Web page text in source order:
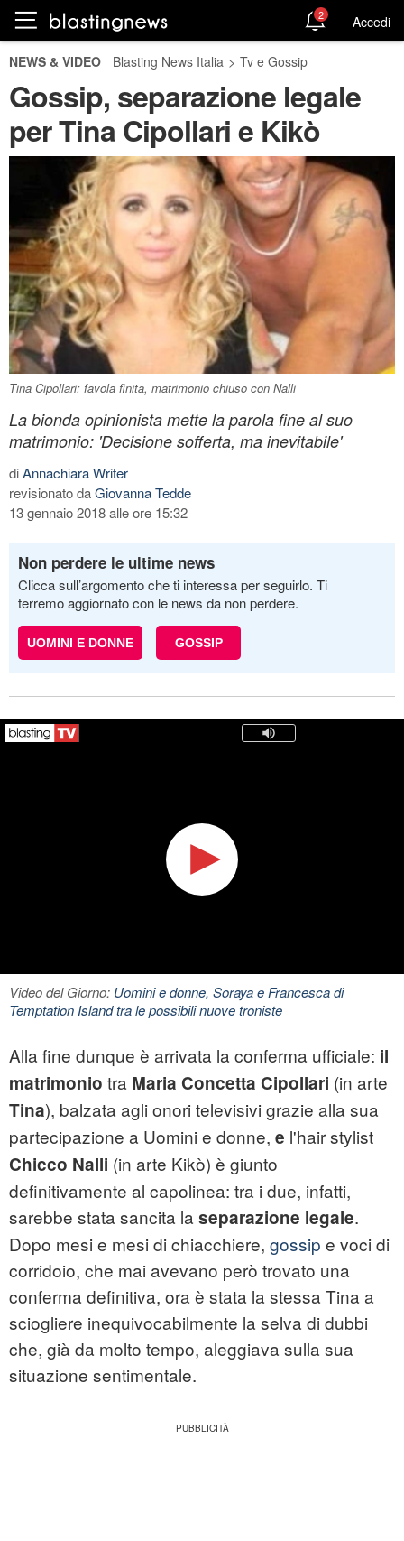
2 Accedi
NEWS & VIDEO Blasting News Italia > Tv e Gossip
Gossip, separazione legale
per Tina Cipollari e Kikò
Tina Cipollari: favola finita, matrimonio chiuso con Nalli
La bionda opinionista mette la parola fine al suo
matrimonio: 'Decisione sofferta, ma inevitabile'
diAnnachiara Writer
revisionato daGiovanna Tedde
13 gennaio 2018 alle ore 15:32
Non perdere le ultime news
Clicca sull’argomento che ti interessa per seguirlo. Ti
terremo aggiornato con le news da non perdere.
UOMINI E DONNE GOSSIP
Video del Giorno: Uomini e donne, Soraya e Francesca di
Temptation Island tra le possibili nuove troniste
Alla fine dunque è arrivata la conferma ufficiale: il
matrimonio tra Maria Concetta Cipollari (in arte
Tina), balzata agli onori televisivi grazie alla sua
partecipazione a Uomini e donne, e l'hair stylist
Chicco Nalli (in arte Kikò) è giunto
definitivamente al capolinea: tra i due, infatti,
sarebbe stata sancita la separazione legale.
Dopo mesi e mesi di chiacchiere, gossip e voci di
corridoio, che mai avevano però trovato una
conferma definitiva, ora è stata la stessa Tina a
sciogliere inequivocabilmente la selva di dubbi
che, già da molto tempo, aleggiava sulla sua
situazione sentimentale.